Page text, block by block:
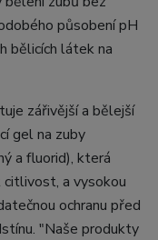
působení pH
bělicích látek na
zářivější a bělejší
gel na zuby
a fluorid), která
a vysokou
ochranu před
"Naše produkty